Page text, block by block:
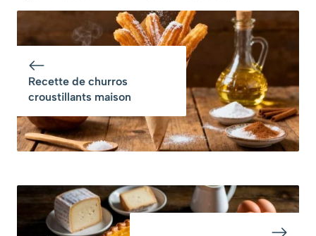
recette
authentique et
facile
Nantua : un
classique à
découvrir
Recette de churros
croustillants maison